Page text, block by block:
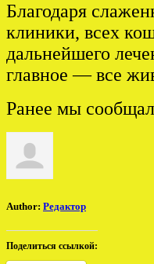
Благодаря
клиники, всех
дальнейшего
главное — все
Ранее мы
Author: Редактор
Поделиться ссылкой: